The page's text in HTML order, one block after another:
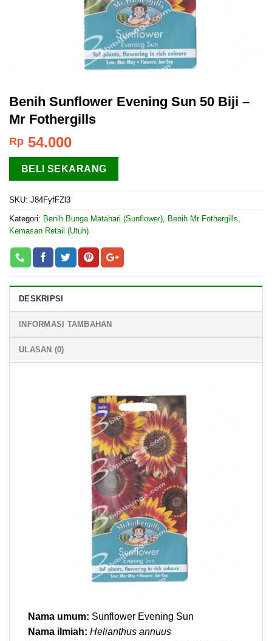
Benih Sunflower Evening Sun 50 Biji –
Mr Fothergills
Rp 54.000
BELI SEKARANG
SKU: J84FyfFZl3
Kategori: Benih Bunga Matahari (Sunflower) Benih Mr Fothergills
Kemasan Retail (Utuh)
DESKRIPSI
INFORMASI TAMBAHAN
ULASAN (0)
Nama umum: Sunflower Evening Sun
Nama ilmiah: Helianthus annuus